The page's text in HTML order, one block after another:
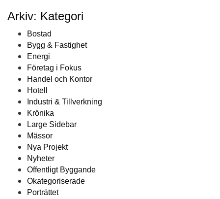
Arkiv: Kategori
Bostad
Bygg & Fastighet
Energi
Företag i Fokus
Handel och Kontor
Hotell
Industri & Tillverkning
Krönika
Large Sidebar
Mässor
Nya Projekt
Nyheter
Offentligt Byggande
Okategoriserade
Porträttet